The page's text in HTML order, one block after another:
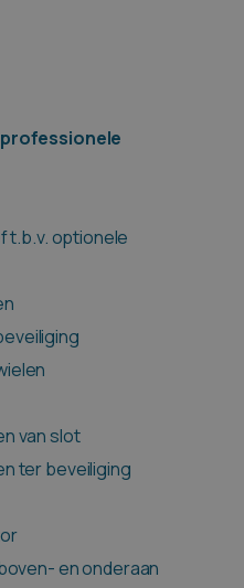
t.b.v. optionele
van slot
ter beveiliging
en onderaan